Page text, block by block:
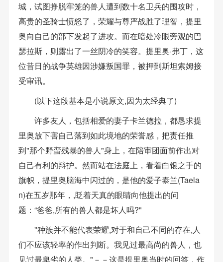
城，试图挣脱牢笼的兽人遭到数十名卫兵的围攻时，
高贵的圣骑士愤怒了，荣耀与尊严战胜了理智，提里
奥向自己的部下发起了进攻。而在暗处冷眼旁观的巴
瑟拉斯，则露出了一丝阴冷的笑容。提里奥·弗丁，这
位昔日的战争英雄因涉嫌叛国罪，被押到斯坦索姆接
受审讯。
(以下这段基本是小说原文,因为太经典了)
许多友人，包括相爱的妻子卡兰德拉，都恳求提
里奥放下害自己落到如此境地的荣誉感，把责任推
到"那个野蛮残暴的兽人"身上，在陪审团面前作出对
自己有利的辩护。然而站在法庭上，看着白银之手的
旗帜，提里奥脑海中闪过的，是他的爱子泰兰(Taela
n)在五岁那年，,眨着天真的眼睛向他提出的问
题：“爸爸,所有的兽人都是坏人吗?"
"种族并不能代表荣耀,对于和自己不同的存在,人
们不应该轻率的作出判断。我见过最高尚的兽人，也
见过最卑劣的人类。"－－这是提里奥当时的回答，作